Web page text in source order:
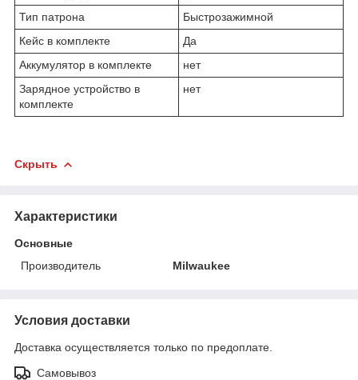
Тип патрона
Быстрозажимной
Кейс в комплекте
Да
Аккумулятор в комплекте
нет
Зарядное устройство в
комплекте
нет
Скрыть
Характеристики
Основные
Производитель
Milwaukee
Условия доставки
Доставка осуществляется только по предоплате.
Самовывоз